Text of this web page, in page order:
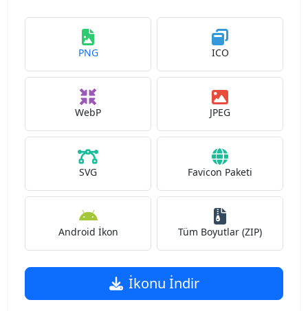
PNG ICO
WebP JPEG
SVG Favicon Paketi
Android İkon Tüm Boyutlar (ZIP)
İkonu İndir